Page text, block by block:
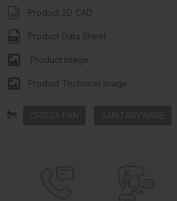
Product 2D CAD
Product Data Sheet
Product Image
Product Technical Image
टैग: